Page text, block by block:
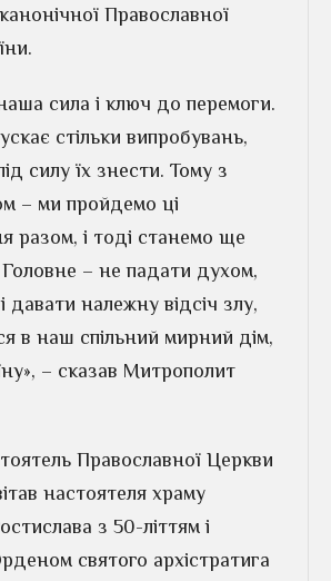
Православної
сила і ключ до перемоги.
стільки випробувань,
силу їх знести. Тому з
– ми пройдемо ці
разом, і тоді станемо ще
– не падати духом,
давати належну відсіч злу,
в наш спільний мирний дім,
– сказав Митрополит
Православної Церкви
настоятеля храму
з 50-літтям і
святого архістратига